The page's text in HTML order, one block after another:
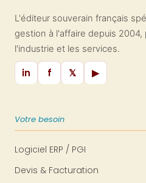
L'éditeur souverain français
gestion à l'affaire depuis 2004,
l'industrie et les services.
in f 𝕏 ▶
Votre besoin
Logiciel ERP / PGI
Devis & Facturation